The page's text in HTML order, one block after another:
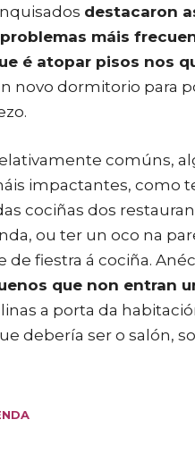
destacaron
máis
é atopar pisos nos
novo dormitorio para
comúns,
impactantes, como
cociñas dos
ou ter un oco na
fiestra á cociña.
que non entran
a porta da
debería ser o salón,